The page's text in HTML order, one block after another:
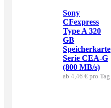
Sony
CFexpress
Type A 320
GB
Speicherkarte
Serie CEA-G
(800 MB/s)
ab 4,46 € pro Tag